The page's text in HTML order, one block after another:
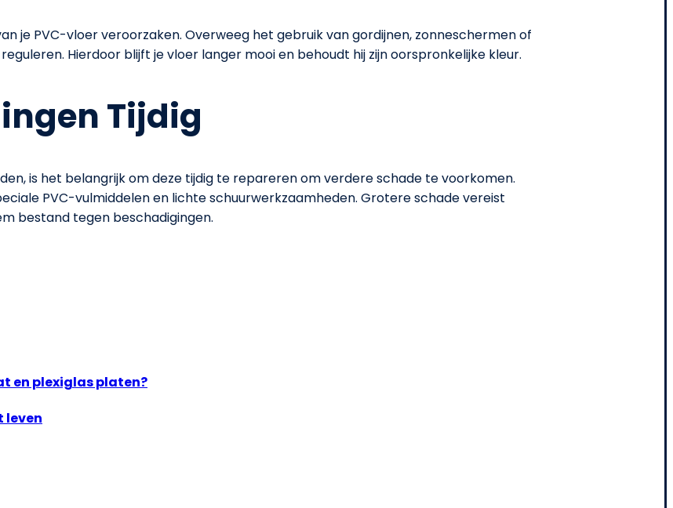
je PVC-vloer veroorzaken. Overweeg het gebruik van gordijnen, zonneschermen of
Hierdoor blijft je vloer langer mooi en behoudt hij zijn oorspronkelijke kleur.
Tijdig
is het belangrijk om deze tijdig te repareren om verdere schade te voorkomen.
PVC-vulmiddelen en lichte schuurwerkzaamheden. Grotere schade vereist
bestand tegen beschadigingen.
en plexiglas platen?
leven